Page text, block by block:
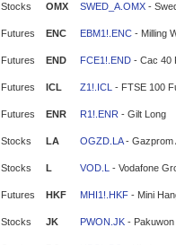
Stocks OMX SWED_A.OMX -
Futures ENC EBM1!.ENC - Milling
Futures END FCE1!.END - Cac 40
Futures ICL Z1!.ICL - FTSE 100
Futures ENR R1!.ENR - Gilt Long
Stocks LA OGZD.LA- Gazprom
Stocks L VOD.L - Vodafone
Futures HKF MHI1!.HKF - Mini
Stocks JK PWON.JK -